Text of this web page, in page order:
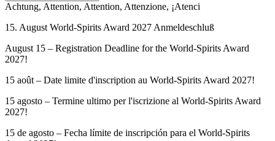
Achtung, Attention, Attention, Attenzione, ¡Atenci
15. August World-Spirits Award 2027 Anmeldeschluß
August 15 – Registration Deadline for the World-Spirits Award
2027!
15 août – Date limite d'inscription au World-Spirits Award 2027!
15 agosto – Termine ultimo per l'iscrizione al World-Spirits Award
2027!
15 de agosto – Fecha límite de inscripción para el World-Spirits